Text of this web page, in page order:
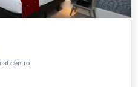
al centro